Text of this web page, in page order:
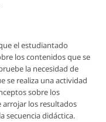
el estudiantado
los contenidos que se
la necesidad de
se realiza una actividad
sobre los
los resultados
secuencia didáctica.